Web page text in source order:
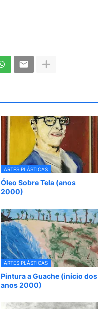
ARTES PLÁSTICAS
Óleo Sobre Tela (anos
2000)
ARTES PLÁSTICAS
Pintura a Guache (início dos
anos 2000)